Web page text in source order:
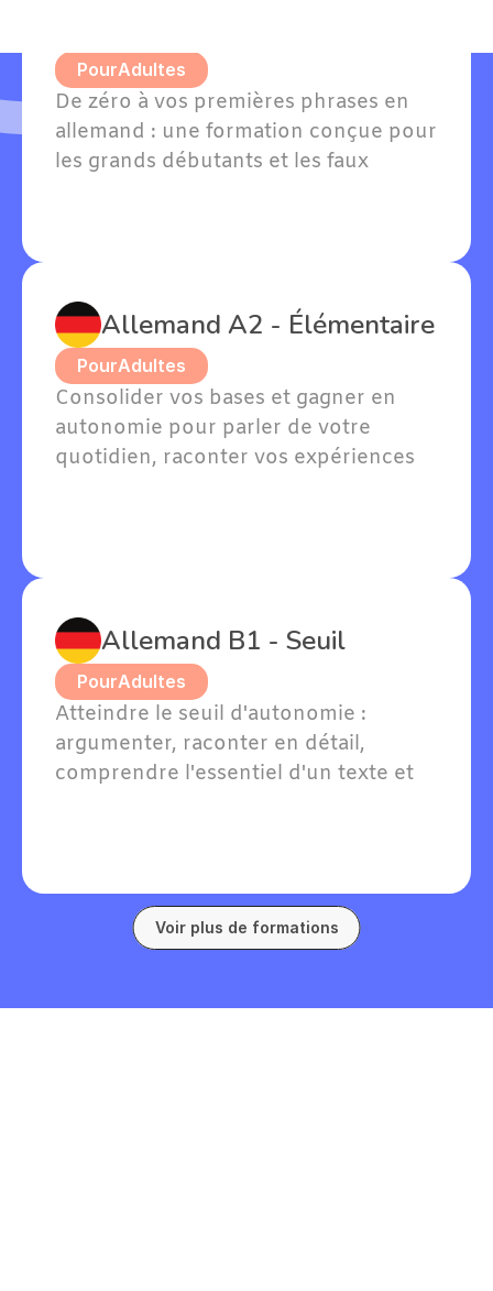
PourAdultes
De zéro à vos premières phrases en
allemand : une formation conçue pour
les grands débutants et les faux
Allemand A2 - Élémentaire
PourAdultes
Consolider vos bases et gagner en
autonomie pour parler de votre
quotidien, raconter vos expériences
Allemand B1 - Seuil
PourAdultes
Atteindre le seuil d'autonomie :
argumenter, raconter en détail,
comprendre l'essentiel d'un texte et
Voir plus de formations